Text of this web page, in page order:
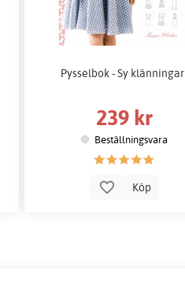
Pysselbok - Sy
239 kr
Beställningsvara
Köp